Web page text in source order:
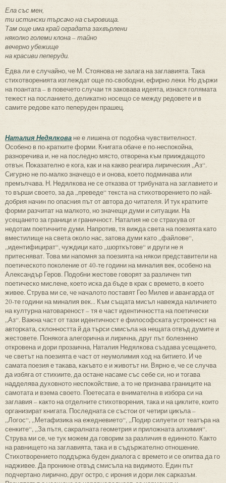
Ела със мен,
ти истински търсачо на съкровища.
Там още има край оградата захвърлени
няколко големи клона – тайно
вечерно убежище
на красиви пеперуди.
Едва ли е случайно, че М. Стоянова не залага на заглавията. Така
стихотворенията изглеждат още по-свободни, ефирно леки. Но държи
на поантата – в повечето случаи тя заковава идеята, изнася голямата
тежест на посланието, деликатно носещо се между редовете и в
самите редове като пеперуден прашец.
Наталия Недялкова не е лишена от подобна чувствителност.
Особено в по-кратките форми. Книгата обаче е по-неспокойна,
разноречива и, не на последно място, отворена към прииждащото
отвън. Показателно е кога, как и на какво реагира лирическия „Аз“.
Сигурно не по-малко значещо е и онова, което подминава или
премълчава. Н. Недялкова не се отказва от трибуната на заглавието и
то върши своето, за да „преведе“ текста на стихотворението по най-
добрия начин по опасния път от автора до читателя. И тук кратките
форми разчитат на малкото, но значещи думи и ситуации. На
усещането за граници и граничност. Наталия не се страхува от
недотам поетичните думи. Напротив, тя вижда света на поезията като
вместилище на света около нас, затова думи като „файлове“,
„идентифицират“, чуждици като „шорткътове“ и други не я
притесняват. Това ми напомня за поезията на някои представители на
поетическото поколение от 40-те години на миналия век, особено на
Александър Геров. Подобни жестове говорят за различен тип
поетическо мислене, което иска да бъде в крак с времето, в което
живее. Струва ми се, че началото поставят Гео Милев и авангарда от
20-те години на миналия век... Към същата мисъл навежда наличието
на културна натовареност – тя е част идентичността на поетически
„Аз“. Важна част от тази идентичност е философската устроеност на
авторката, склонността й да търси смисъла на нещата отвъд думите и
жестовете. Понякога алегорична и лирична, друг път болезнено
откровена и дори прозаична, Наталия Недялкова създава усещането,
че светът на поезията е част от неумолимия ход на битието. И че
самата поезия е такава, какъвто е и животът ни. Вярно е, че се случва
да избяга от стихиите, да остане насаме със себе си, но и тогава
надделява духовното неспокойствие, а то не признава границите на
самотата и взема своето. Поетесата е внимателна в избора си на
заглавия – както на отделните стихотворения, така и на циклите, които
организират книгата. Последната се състои от четири цикъла –
„Логос“, „Метафизика на ежедневието“, „Подир силуети от театъра на
сенките“, „За пътя, сакралната геометрия и приложната алхимия“.
Струва ми се, че тук можем да говорим за различия в единното. Както
на равнището на заглавията, така и в съдържателно отношение.
Стихотворението поддържа буден диалога с времето и се опитва да го
надживее. Да проникне отвъд смисъла на видимото. Един път
подчертано лирично, друг остро, с ирония и дори лек сарказъм.